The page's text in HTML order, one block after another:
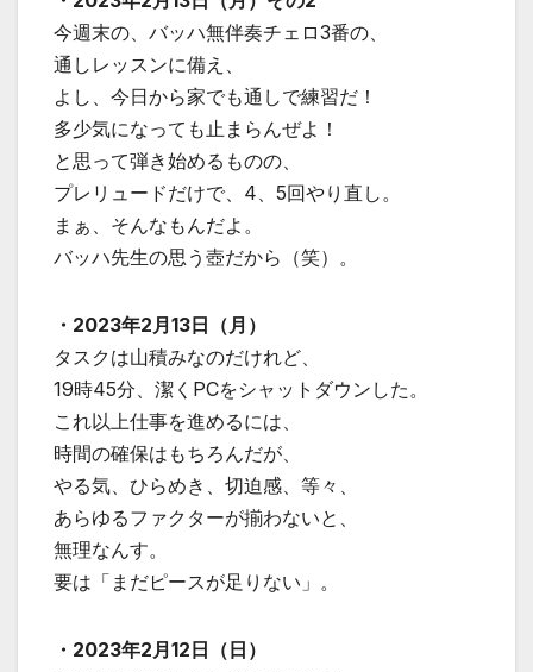
今週末の、バッハ無伴奏チェロ3番の、
通しレッスンに備え、
よし、今日から家でも通しで練習だ！
多少気になっても止まらんぜよ！
と思って弾き始めるものの、
プレリュードだけで、4、5回やり直し。
まぁ、そんなもんだよ。
バッハ先生の思う壺だから（笑）。
・2023年2月13日（月）
タスクは山積みなのだけれど、
19時45分、潔くPCをシャットダウンした。
これ以上仕事を進めるには、
時間の確保はもちろんだが、
やる気、ひらめき、切迫感、等々、
あらゆるファクターが揃わないと、
無理なんす。
要は「まだピースが足りない」。
・2023年2月12日（日）